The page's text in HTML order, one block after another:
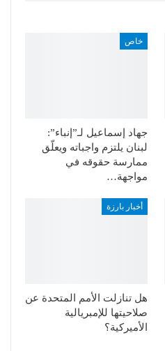
خاص
جهاد إسماعيل لـ”إنباء”:
لبنان يلتزم واجباته ويعلّق
ممارسة حقوقه في
مواجهة…
أخبار بارزة
هل تنازلت الأمم المتحدة عن
صلاحيتها للإمبريالية
الأميركية؟